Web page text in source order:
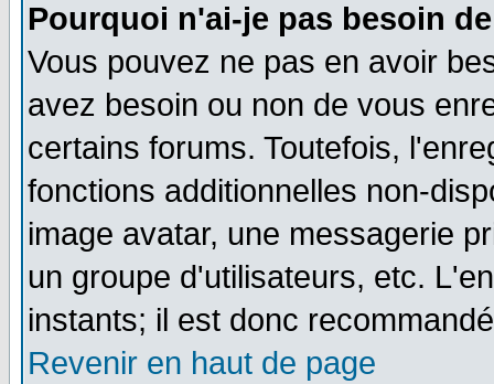
Pourquoi n'ai-je pas besoin
Vous pouvez ne pas en avoir
avez besoin ou non de vous
certains forums. Toutefois,
fonctions additionnelles non-
image avatar, une messagerie
un groupe d'utilisateurs, etc.
instants; il est donc
Revenir en haut de page